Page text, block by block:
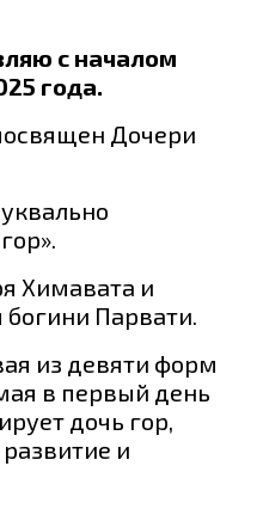
с началом
года.
Дочери
Химавата и
Парвати.
из девяти форм
в первый день
дочь гор,
и